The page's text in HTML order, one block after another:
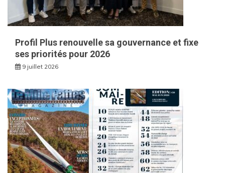
Profil Plus renouvelle sa gouvernance et fixe
ses priorités pour 2026
9 juillet 2026